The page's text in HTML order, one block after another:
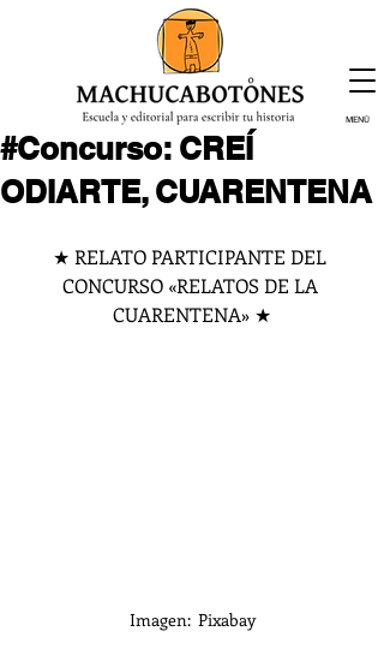
¡Inscríbete hoy!
MENÚ
#Concurso: CREÍ
ODIARTE, CUARENTENA
★ RELATO PARTICIPANTE DEL
CONCURSO «RELATOS DE LA
CUARENTENA» ★
Imagen:  Pixabay